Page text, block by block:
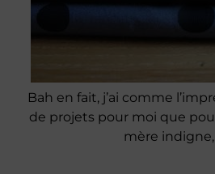
Bah en fait, j’ai comme
de projets pour moi que
mère indigne,